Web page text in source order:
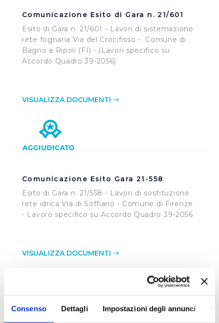
Consenso Dettagli Impostazioni degli annunci
Comunicazione Esito di Gara n. 21/601
Esito di Gara n. 21/601 - Lavori di sistemazione
rete fognaria Via del Crocifisso - Comune di
Bagno a Ripoli (FI) - (Lavori specifico su
Accordo Quadro 39-2056)
VISUALIZZA DOCUMENTI
Comunicazione Esito Gara 21-558
Esito di Gara n. 21/558 - Lavori di sostituzione
rete idrica Via di Soffiano - Comune di Firenze
- Lavoro specifico su Accordo Quadro 39-2056
VISUALIZZA DOCUMENTI